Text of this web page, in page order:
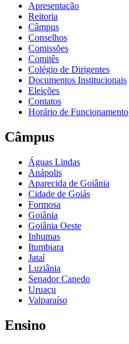
Apresentação
Reitoria
Câmpus
Conselhos
Comissões
Comitês
Colégio de Dirigentes
Documentos Institucionais
Eleições
Contatos
Horário de Funcionamento
Câmpus
Águas Lindas
Anápolis
Aparecida de Goiânia
Cidade de Goiás
Formosa
Goiânia
Goiânia Oeste
Inhumas
Itumbiara
Jataí
Luziânia
Senador Canedo
Uruaçu
Valparaíso
Ensino